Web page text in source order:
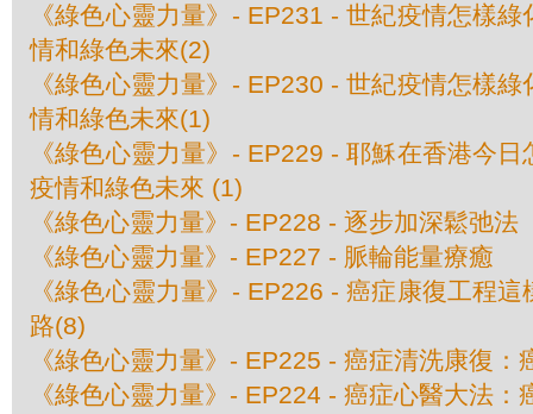
《綠色心靈力量》- EP231 - 世紀疫情怎樣
情和綠色未來(2)
《綠色心靈力量》- EP230 - 世紀疫情怎樣
情和綠色未來(1)
《綠色心靈力量》- EP229 - 耶穌在香港今
疫情和綠色未來 (1)
《綠色心靈力量》- EP228 - 逐步加深鬆弛法
《綠色心靈力量》- EP227 - 脈輪能量療癒
《綠色心靈力量》- EP226 - 癌症康復工程
路(8)
《綠色心靈力量》- EP225 - 癌症清洗康復：
《綠色心靈力量》- EP224 - 癌症心醫大法：